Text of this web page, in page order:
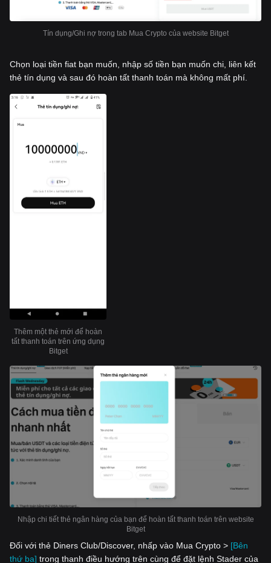
Tín dụng/Ghi nợ trong tab Mua Crypto của website Bitget
Chọn loại tiền fiat bạn muốn, nhập số tiền bạn muốn chi, liên kết
thẻ tín dụng và sau đó hoàn tất thanh toán mà không mất phí.
Thêm một thẻ mới để hoàn
tất thanh toán trên ứng dụng
Bitget
Nhập chi tiết thẻ ngân hàng của bạn để hoàn tất thanh toán trên website
Bitget
Đối với thẻ Diners Club/Discover, nhấp vào Mua Crypto > [Bên
thứ ba] trong thanh điều hướng trên cùng để đặt lệnh Stader của